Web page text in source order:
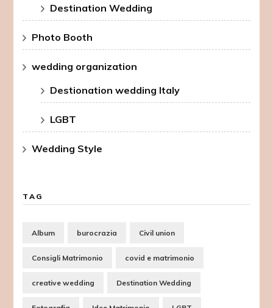
Destination Wedding
Photo Booth
wedding organization
Destionation wedding Italy
LGBT
Wedding Style
TAG
Album burocrazia Civil union
Consigli Matrimonio covid e matrimonio
creative wedding Destination Wedding